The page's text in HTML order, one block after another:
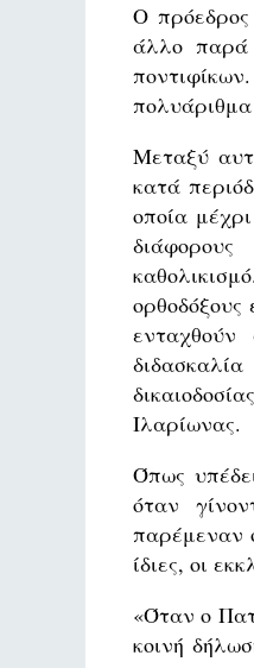
Ο
άλλο παρά
Μεταξύ
κατά
οποία
Ιλαρίωνας.
Όπως
όταν
παρέμεναν
ίδιες, οι
«Όταν ο
κοινή